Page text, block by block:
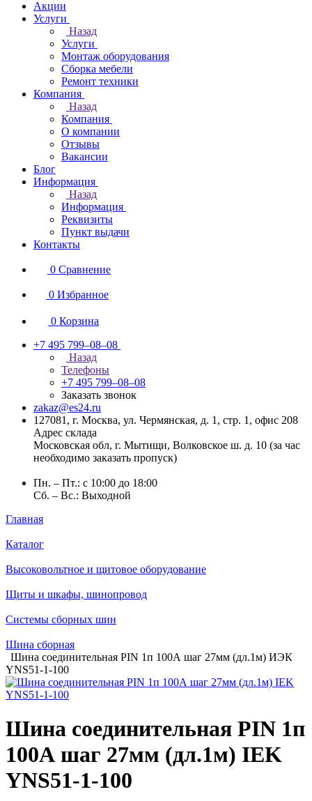
Акции
Услуги
Назад
Услуги
Монтаж оборудования
Сборка мебели
Ремонт техники
Компания
Назад
Компания
О компании
Отзывы
Вакансии
Блог
Информация
Назад
Информация
Реквизиты
Пункт выдачи
Контакты
0 Сравнение
0 Избранное
0 Корзина
+7 495 799–08–08
Назад
Телефоны
+7 495 799–08–08
Заказать звонок
zakaz@es24.ru
127081, г. Москва, ул. Чермянская, д. 1, стр. 1, офис 208
Адрес склада
Московская обл, г. Мытищи, Волковское ш. д. 10 (за час
необходимо заказать пропуск)
Пн. – Пт.: с 10:00 до 18:00
Сб. – Вс.: Выходной
Главная
Каталог
Высоковольтное и щитовое оборудование
Щиты и шкафы, шинопровод
Системы сборных шин
Шина сборная
Шина соединительная PIN 1п 100А шаг 27мм (дл.1м) ИЭК
YNS51-1-100
Шина соединительная PIN 1п
100А шаг 27мм (дл.1м) IEK
YNS51-1-100